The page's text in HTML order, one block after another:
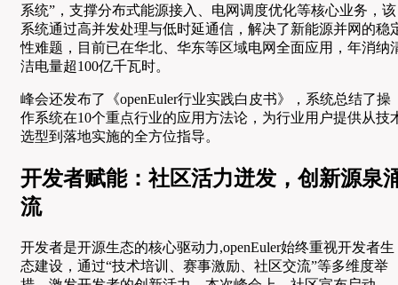
系统”，支撑分布式能源接入、电网调度优化等核心业务，该
系统通过高并发处理与低时延通信，解决了新能源并网的稳
性难题，目前已在华北、华东等区域电网全面应用，年消纳
洁电量超100亿千瓦时。
峰会还发布了《openEuler行业实践白皮书》，系统总结了操
作系统在10个重点行业的应用方法论，为行业用户提供从技
选型到落地实施的全方位指导。
开发者赋能：社区活力迸发，创新源泉
流
开发者是开源生态的核心驱动力,openEuler始终重视开发者生
态建设，通过“技术培训、赛事激励、社区交流”等多维度举